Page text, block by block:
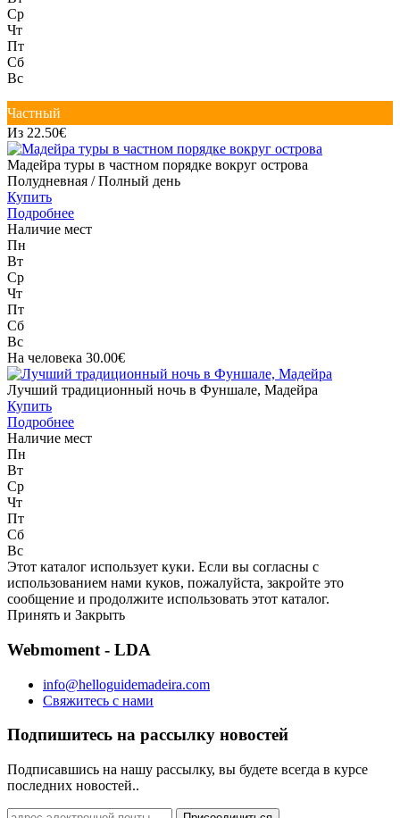
Ср
Чт
Пт
Сб
Вс
Частный
Из 22.50€
Мадейра туры в частном порядке вокруг острова
Полудневная / Полный день
Купить
Подробнее
Наличие мест
Пн
Вт
Ср
Чт
Пт
Сб
Вс
На человека 30.00€
Лучший традиционный ночь в Фуншале, Мадейра
Купить
Подробнее
Наличие мест
Пн
Вт
Ср
Чт
Пт
Сб
Вс
Этот каталог использует куки. Если вы согласны с
использованием нами куков, пожалуйста, закройте это
сообщение и продолжите использовать этот каталог.
Принять и Закрыть
Webmoment - LDA
info@helloguidemadeira.com
Свяжитесь с нами
Подпишитесь на рассылку новостей
Подписавшись на нашу рассылку, вы будете всегда в курсе
последних новостей..